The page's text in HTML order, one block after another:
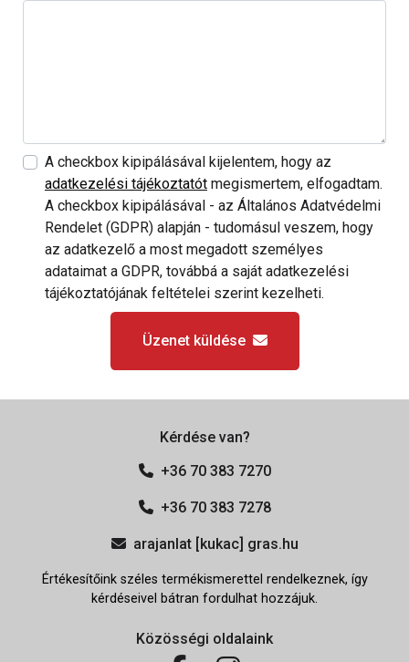
A checkbox kipipálásával kijelentem, hogy az
adatkezelési tájékoztatót megismertem, elfogadtam.
A checkbox kipipálásával - az Általános Adatvédelmi
Rendelet (GDPR) alapján - tudomásul veszem, hogy
az adatkezelő a most megadott személyes
adataimat a GDPR, továbbá a saját adatkezelési
tájékoztatójának feltételei szerint kezelheti.
Üzenet küldése
Kérdése van?
+36 70 383 7270
+36 70 383 7278
arajanlat [kukac] gras.hu
Értékesítőink széles termékismerettel rendelkeznek, így
kérdéseivel bátran fordulhat hozzájuk.
Közösségi oldalaink